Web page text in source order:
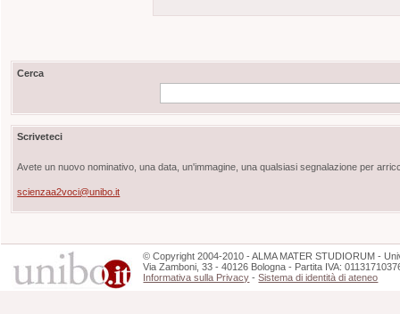
Cerca
Scriveteci
Avete un nuovo nominativo, una data, un'immagine, una qualsiasi segnalazione per
scienzaa2voci@unibo.it
©Copyright 2004-2010 - ALMA MATER STUDIORUM -
Via Zamboni, 33 - 40126 Bologna - Partita IVA:
Informativa sulla Privacy -Sistema di identità di ateneo